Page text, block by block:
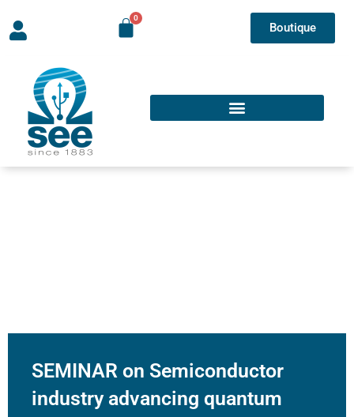
Boutique
SEMINAR on Semiconductor
industry advancing quantum